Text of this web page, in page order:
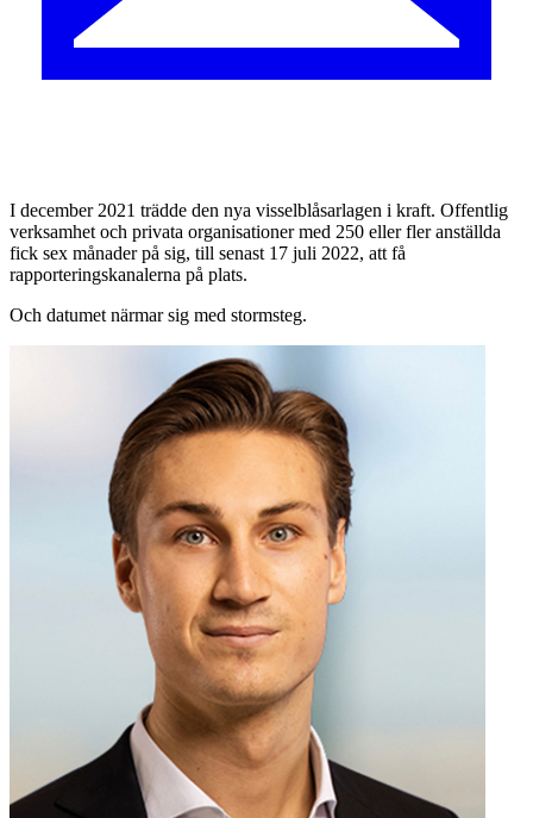
I december 2021 trädde den nya visselblåsarlagen i kraft. Offentlig
verksamhet och privata organisationer med 250 eller fler anställda
fick sex månader på sig, till senast 17 juli 2022, att få
rapporteringskanalerna på plats.
Och datumet närmar sig med stormsteg.